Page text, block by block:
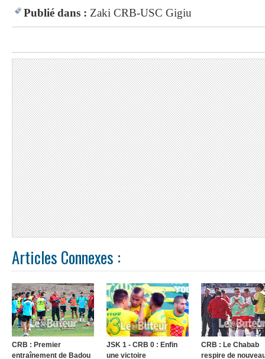
Publié dans : Zaki CRB-USC Gigiu
Articles Connexes :
CRB : Premier
entraînement de Badou
JSK 1 - CRB 0 : Enfin
une victoire
CRB : Le Chabab
respire de